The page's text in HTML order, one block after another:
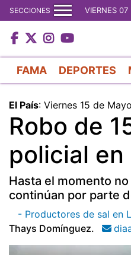
SECCIONES VIERNES
FAMA DEPORTES
El País: Viernes 15 de
Robo de
policial en
Hasta el momento
continúan por parte
- Productores de sal en
Thays Domínguez.